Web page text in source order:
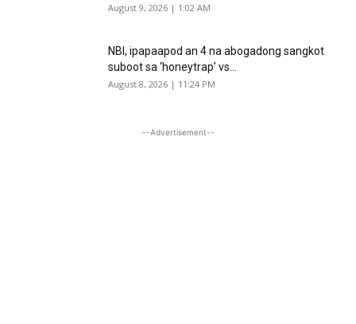
August 9, 2026 | 1:02 AM
NBI, ipapaapod an 4 na abogadong sangkot
suboot sa ‘honeytrap’ vs...
August 8, 2026 | 11:24 PM
--Advertisement--